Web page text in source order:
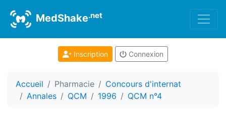
MedShake.net
Inscription Connexion
Accueil Pharmacie
Concours d'internat
Annales
QCM 1996 QCM n°4